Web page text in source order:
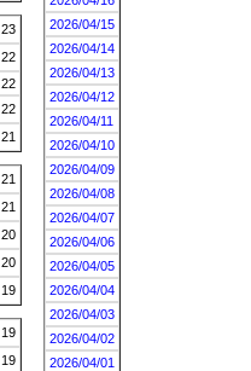
23
22
22
22
21
21
21
20
20
19
19
19
2026/04/15
2026/04/14
2026/04/13
2026/04/12
2026/04/11
2026/04/10
2026/04/09
2026/04/08
2026/04/07
2026/04/06
2026/04/05
2026/04/04
2026/04/03
2026/04/02
2026/04/01